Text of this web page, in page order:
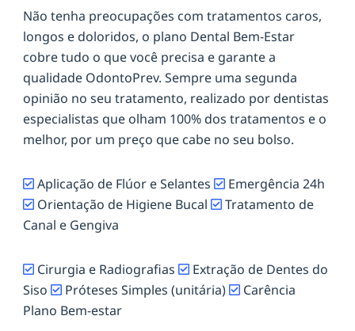
Não tenha preocupações com tratamentos caros,
longos e doloridos, o plano Dental Bem-Estar
cobre tudo o que você precisa e garante a
qualidade OdontoPrev. Sempre uma segunda
opinião no seu tratamento, realizado por dentistas
especialistas que olham 100% dos tratamentos e o
melhor, por um preço que cabe no seu bolso.
Aplicação de Flúor e Selantes
Emergência 24h
Orientação de Higiene Bucal
Tratamento de
Canal e Gengiva
Cirurgia e Radiografias
Extração de Dentes do
Siso
Próteses Simples (unitária)
Carência
Plano Bem-estar